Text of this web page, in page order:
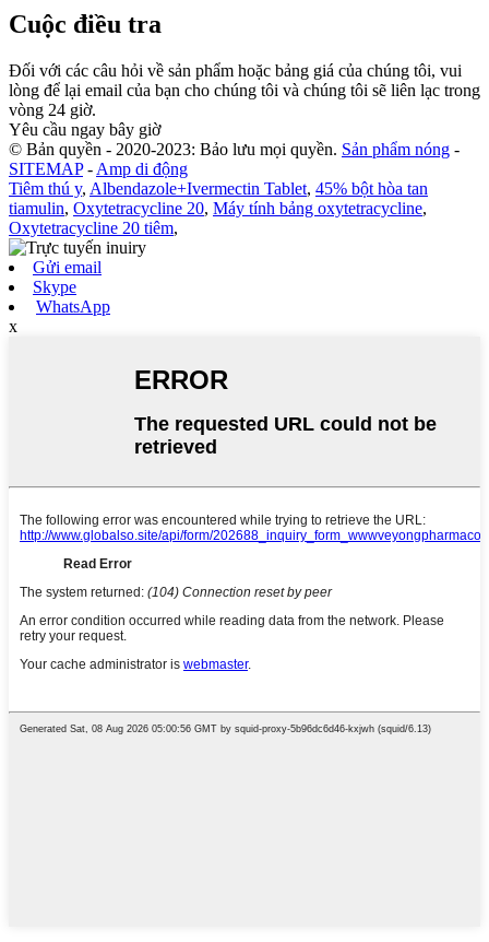
Cuộc điều tra
Đối với các câu hỏi về sản phẩm hoặc bảng giá của chúng tôi, vui
lòng để lại email của bạn cho chúng tôi và chúng tôi sẽ liên lạc trong
vòng 24 giờ.
Yêu cầu ngay bây giờ
© Bản quyền - 2020-2023: Bảo lưu mọi quyền. Sản phẩm nóng -
SITEMAP- Amp di động
Tiêm thú y, Albendazole+Ivermectin Tablet, 45% bột hòa tan
tiamulin, Oxytetracycline 20, Máy tính bảng oxytetracycline,
Oxytetracycline 20 tiêm,
Gửi email
Skype
WhatsApp
x